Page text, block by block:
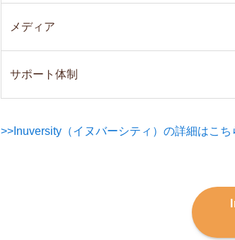
メディア
サポート体制
>>Inuversity（イヌバーシティ）の詳細はこち